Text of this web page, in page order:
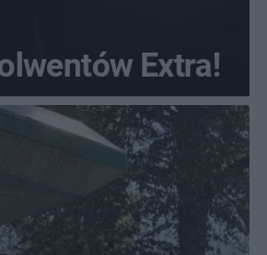
Extra!